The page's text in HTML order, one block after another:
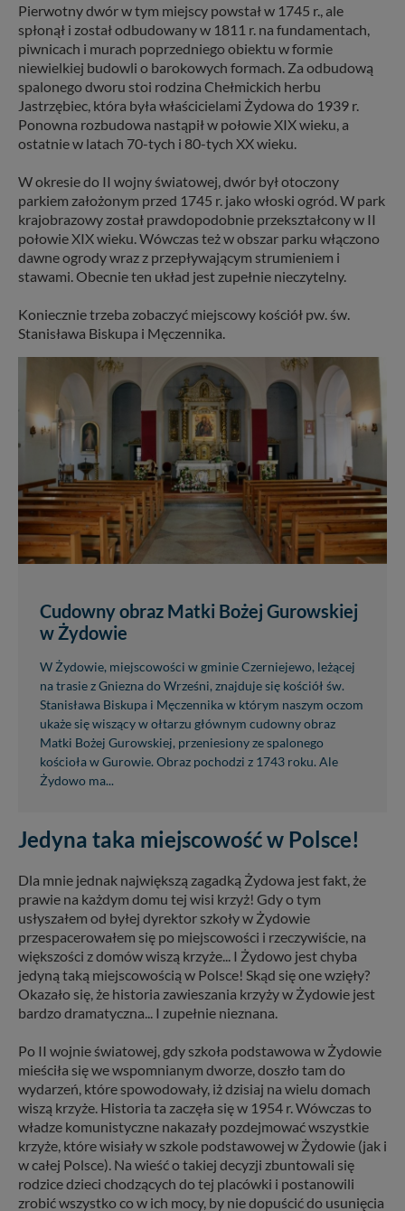
Pierwotny dwór w tym miejscy powstał w 1745 r., ale
spłonął i został odbudowany w 1811 r. na fundamentach,
piwnicach i murach poprzedniego obiektu w formie
niewielkiej budowli o barokowych formach. Za odbudową
spalonego dworu stoi rodzina Chełmickich herbu
Jastrzębiec, która była właścicielami Żydowa do 1939 r.
Ponowna rozbudowa nastąpił w połowie XIX wieku, a
ostatnie w latach 70-tych i 80-tych XX wieku.
W okresie do II wojny światowej, dwór był otoczony
parkiem założonym przed 1745 r. jako włoski ogród. W park
krajobrazowy został prawdopodobnie przekształcony w II
połowie XIX wieku. Wówczas też w obszar parku włączono
dawne ogrody wraz z przepływającym strumieniem i
stawami. Obecnie ten układ jest zupełnie nieczytelny.
Koniecznie trzeba zobaczyć miejscowy kościół pw. św.
Stanisława Biskupa i Męczennika.
Cudowny obraz Matki Bożej Gurowskiej
w Żydowie
W Żydowie, miejscowości w gminie Czerniejewo, leżącej
na trasie z Gniezna do Wrześni, znajduje się kościół św.
Stanisława Biskupa i Męczennika w którym naszym oczom
ukaże się wiszący w ołtarzu głównym cudowny obraz
Matki Bożej Gurowskiej, przeniesiony ze spalonego
kościoła w Gurowie. Obraz pochodzi z 1743 roku. Ale
Żydowo ma...
Jedyna taka miejscowość w Polsce!
Dla mnie jednak największą zagadką Żydowa jest fakt, że
prawie na każdym domu tej wisi krzyż! Gdy o tym
usłyszałem od byłej dyrektor szkoły w Żydowie
przespacerowałem się po miejscowości i rzeczywiście, na
większości z domów wiszą krzyże... I Żydowo jest chyba
jedyną taką miejscowością w Polsce! Skąd się one wzięły?
Okazało się, że historia zawieszania krzyży w Żydowie jest
bardzo dramatyczna... I zupełnie nieznana.
Po II wojnie światowej, gdy szkoła podstawowa w Żydowie
mieściła się we wspomnianym dworze, doszło tam do
wydarzeń, które spowodowały, iż dzisiaj na wielu domach
wiszą krzyże. Historia ta zaczęła się w 1954 r. Wówczas to
władze komunistyczne nakazały pozdejmować wszystkie
krzyże, które wisiały w szkole podstawowej w Żydowie (jak i
w całej Polsce). Na wieść o takiej decyzji zbuntowali się
rodzice dzieci chodzących do tej placówki i postanowili
zrobić wszystko co w ich mocy, by nie dopuścić do usunięcia